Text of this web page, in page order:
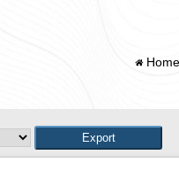
Home